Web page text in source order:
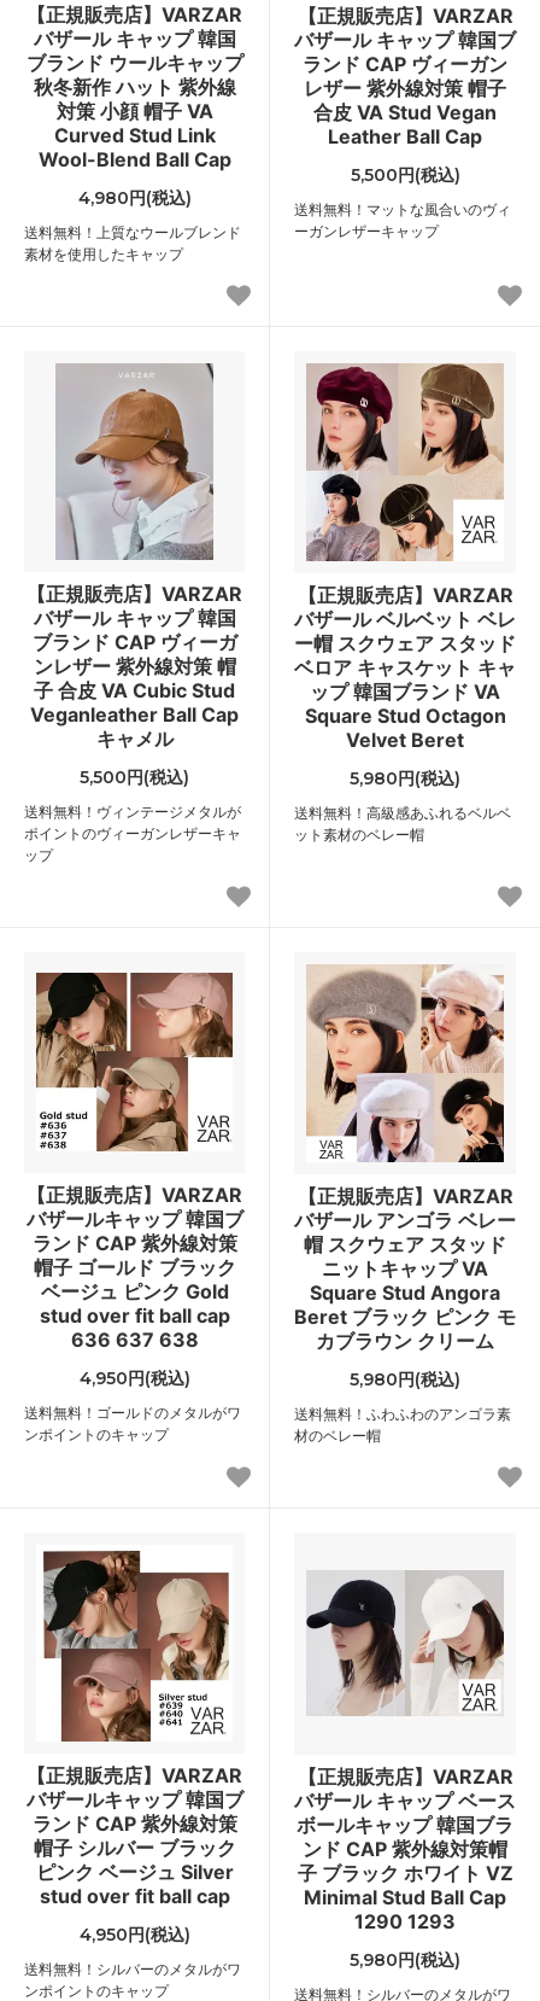
【正規販売店】VARZAR
バザール キャップ 韓国
ブランド ウールキャップ
秋冬新作 ハット 紫外線
対策 小顔 帽子 VA
Curved Stud Link
Wool-Blend Ball Cap
4,980円(税込)
送料無料！上質なウールブレンド
素材を使用したキャップ
【正規販売店】VARZAR
バザール キャップ 韓国ブ
ランド CAP ヴィーガン
レザー 紫外線対策 帽子
合皮 VA Stud Vegan
Leather Ball Cap
5,500円(税込)
送料無料！マットな風合いのヴィ
ーガンレザーキャップ
【正規販売店】VARZAR
バザール キャップ 韓国
ブランド CAP ヴィーガ
ンレザー 紫外線対策 帽
子 合皮 VA Cubic Stud
Veganleather Ball Cap
キャメル
5,500円(税込)
送料無料！ヴィンテージメタルが
ポイントのヴィーガンレザーキャ
ップ
【正規販売店】VARZAR
バザール ベルベット ベレ
ー帽 スクウェア スタッド
ベロア キャスケット キャ
ップ 韓国ブランド VA
Square Stud Octagon
Velvet Beret
5,980円(税込)
送料無料！高級感あふれるベルベ
ット素材のベレー帽
【正規販売店】VARZAR
バザールキャップ 韓国ブ
ランド CAP 紫外線対策
帽子 ゴールド ブラック
ベージュ ピンク Gold
stud over fit ball cap
636 637 638
4,950円(税込)
送料無料！ゴールドのメタルがワ
ンポイントのキャップ
【正規販売店】VARZAR
バザール アンゴラ ベレー
帽 スクウェア スタッド
ニットキャップ VA
Square Stud Angora
Beret ブラック ピンク モ
カブラウン クリーム
5,980円(税込)
送料無料！ふわふわのアンゴラ素
材のベレー帽
【正規販売店】VARZAR
バザールキャップ 韓国ブ
ランド CAP 紫外線対策
帽子 シルバー ブラック
ピンク ベージュ Silver
stud over fit ball cap
4,950円(税込)
送料無料！シルバーのメタルがワ
ンポイントのキャップ
【正規販売店】VARZAR
バザール キャップ ベース
ボールキャップ 韓国ブラ
ンド CAP 紫外線対策帽
子 ブラック ホワイト VZ
Minimal Stud Ball Cap
1290 1293
5,980円(税込)
送料無料！シルバーのメタルがワ